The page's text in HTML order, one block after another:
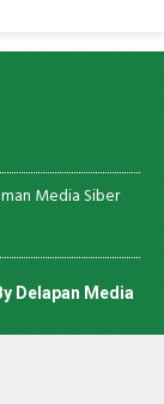
Media Siber
Delapan Media